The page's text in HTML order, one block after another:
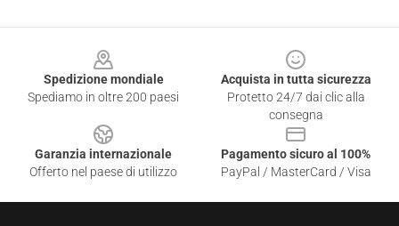
Spedizione mondiale
Spediamo in oltre 200 paesi
Acquista in tutta sicurezza
Protetto 24/7 dai clic alla
consegna
Garanzia internazionale
Offerto nel paese di utilizzo
Pagamento sicuro al 100%
PayPal / MasterCard / Visa